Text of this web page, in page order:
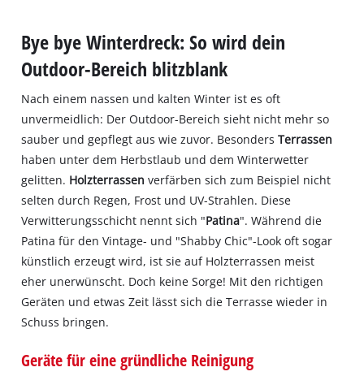
Bye bye Winterdreck: So wird dein
Outdoor-Bereich blitzblank
Nach einem nassen und kalten Winter ist es oft
unvermeidlich: Der Outdoor-Bereich sieht nicht mehr so
sauber und gepflegt aus wie zuvor. BesondersTerrassen
haben unter dem Herbstlaub und dem Winterwetter
gelitten. Holzterrassenverfärben sich zum Beispiel nicht
selten durch Regen, Frost und UV-Strahlen. Diese
Verwitterungsschicht nennt sich "Patina". Während die
Patina für den Vintage- und "Shabby Chic"-Look oft sogar
künstlich erzeugt wird, ist sie auf Holzterrassen meist
eher unerwünscht. Doch keine Sorge! Mit den richtigen
Geräten und etwas Zeit lässt sich die Terrasse wieder in
Schuss bringen.
Geräte für eine gründliche Reinigung